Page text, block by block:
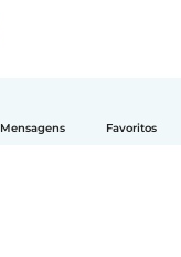
Mensagens Favoritos